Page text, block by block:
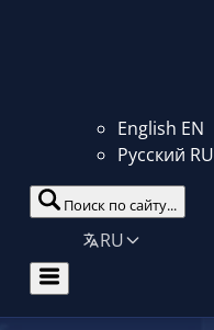
English EN
Русский RU
Поиск по сайту...
RU